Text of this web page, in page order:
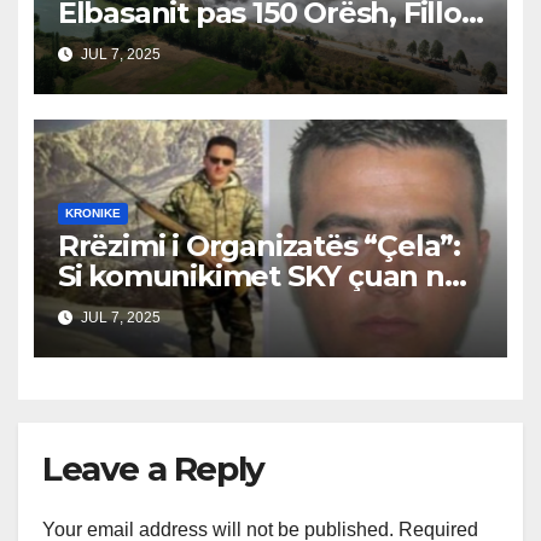
Elbasanit pas 150 Orësh, Fillon
Vlerësimi i Dëmeve
JUL 7, 2025
KRONIKE
Rrëzimi i Organizatës “Çela”:
Si komunikimet SKY çuan në
prangosjen e bandës, Suel
Çela ende i lirë
JUL 7, 2025
Leave a Reply
Your email address will not be published. Required